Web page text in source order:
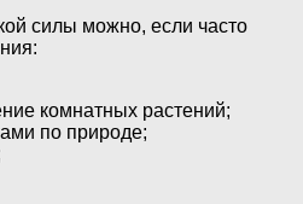
силы можно, если часто
комнатных растений;
по природе;